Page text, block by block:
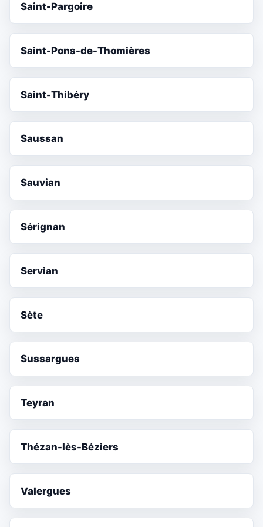
Saint-Pargoire
Saint-Pons-de-Thomières
Saint-Thibéry
Saussan
Sauvian
Sérignan
Servian
Sète
Sussargues
Teyran
Thézan-lès-Béziers
Valergues